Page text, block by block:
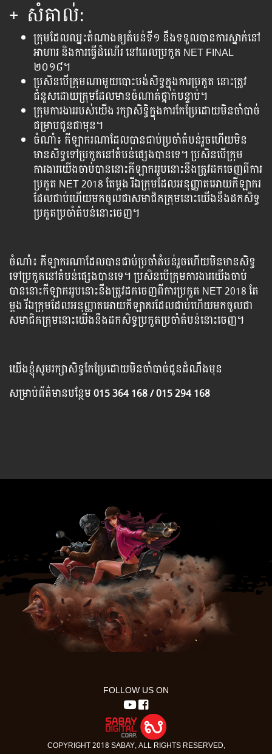
+ សំគាល់​:
ក្រុម​ដែល​ឈ្នះ​តំណាង​ឲ្យ​តំបន់ទី១ នឹង​ទទួល​បាន​ការ​ស្នាក់​នៅ
អាហារ​ និង​ការ​ធ្វើដំណើរ​ នៅ​ពេល​ប្រកួត​ NET FINAL
២០១៨។
ប្រសិន​បើ​ក្រុម​ណា​មួយ​បោះបង់​សិទ្ធ​ក្នុង​ការ​ប្រកួត​ នោះ​ត្រូវ​
ជំនួស​ដោយ​ក្រុម​ដែល​មាន​ចំណាត់​ថ្នាក់​បន្ទាប់។
ក្រុមការងាររបស់យើង រក្សាសិទ្ធិក្នុងការកែប្រែដោយមិនចាំបាច់
ជម្រាបជូនជាមុន។
ចំណាំ៖ កីឡាករណា​​ដែលបាន​​​ជាប់​​ប្រចាំ​តំបន់​រួចហើយ​មិន​
មាន​សិទ្ធ​ទៅ​ប្រ​កួត​នៅ​តំបន់​ផ្សេងបាន​ទេ។ ប្រសិន​បើ​​ក្រុម​
ការងារ​យើង​ចាប់បាន​នោះ​កីឡាករ​រូប​នោះ​នឹង​ត្រូវ​ដក​ចេញ​ពីការ​
ប្រកួត​​ NET 2018 តែម្ដង រីឯក្រុម​ដែលអនុញ្ញាត​អោយ​កីឡាករ​
ដែល​ជាប់ហើយ​មកចូល​ជា​សមាជិក​ក្រុមនោះយើងនឹង​ដក​សិទ្ធ​​
ប្រកួត​ប្រចាំតំបន់​នោះចេញ។
ចំណាំ៖ កីឡាករណា​​ដែលបាន​​​ជាប់​​ប្រចាំ​តំបន់​រួចហើយ​មិន​មាន​សិទ្ធ​
ទៅ​ប្រ​កួត​នៅ​តំបន់​ផ្សេងបាន​ទេ។ ប្រសិន​បើ​​ក្រុម​ការងារ​យើង​ចាប់
បាន​នោះ​កីឡាករ​រូប​នោះ​នឹង​ត្រូវ​ដក​ចេញ​ពីការ​ប្រកួត​​ NET 2018 តែ
ម្ដង រីឯក្រុម​ដែលអនុញ្ញាត​អោយ​កីឡាករ​ដែល​ជាប់ហើយ​មកចូល​ជា​
សមាជិក​ក្រុមនោះយើងនឹង​ដក​សិទ្ធ​​ប្រកួត​ប្រចាំតំបន់​នោះចេញ។
យើង​ខ្ញុំ​សូម​រក្សា​សិទ្ធ​កែ​ប្រែ​ដោយ​មិន​ចាំ​បាច់​ជូន​ដំណឹង​មុន
សម្រាប់​ព័ត៌មាន​បន្ថែម​015 364 168 / 015 294 168
FOLLOW US ON
COPYRIGHT 2018 SABAY. ALL RIGHTS RESERVED.